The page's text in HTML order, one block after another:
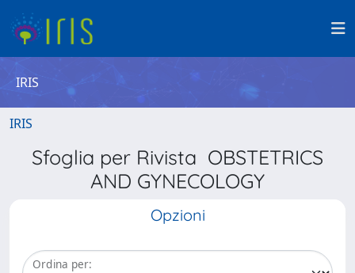
IRIS
IRIS
Sfoglia per Rivista OBSTETRICS
AND GYNECOLOGY
Opzioni
Ordina per: